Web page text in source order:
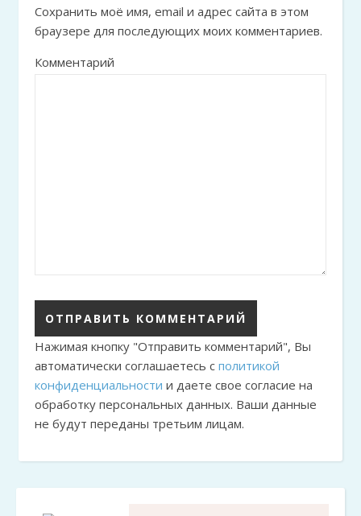
Сохранить моё имя, email и адрес сайта в этом
браузере для последующих моих комментариев.
Комментарий
Нажимая кнопку "Отправить комментарий", Вы
автоматически соглашаетесь с политикой
конфиденциальности и даете свое согласие на
обработку персональных данных. Ваши данные
не будут переданы третьим лицам.